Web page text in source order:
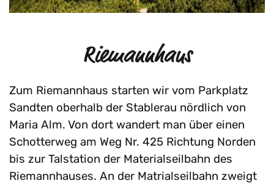
Riemannhaus
Zum Riemannhaus starten wir vom Parkplatz
Sandten oberhalb der Stablerau nördlich von
Maria Alm. Von dort wandert man über einen
Schotterweg am Weg Nr. 425 Richtung Norden
bis zur Talstation der Materialseilbahn des
Riemannhauses. An der Matrialseilbahn zweigt